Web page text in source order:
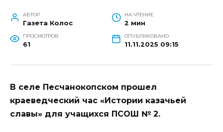
АВТОР
Газета Колос
НА ЧТЕНИЕ
2 мин
ПРОСМОТРОВ
61
ОПУБЛИКОВАНО
11.11.2025 09:15
В селе Песчанокопском прошел
краеведческий час «Истории казачьей
славы» для учащихся ПСОШ № 2.